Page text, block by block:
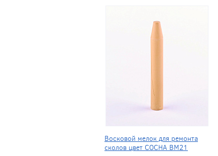
Восковой мелок для ремонта
сколов цвет СОСНА BM21